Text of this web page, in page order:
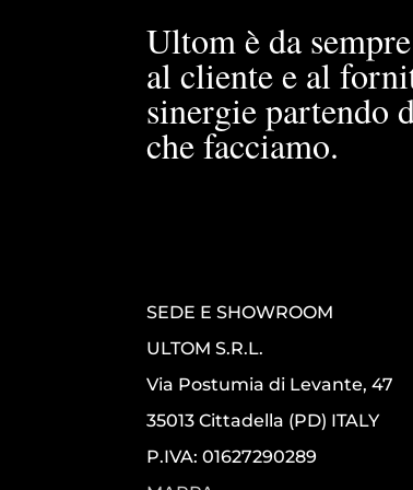
Ultom è da
al cliente e al
sinergie partendo
che facciamo.
SEDE E SHOWROOM
ULTOM S.R.L.
Via Postumia di Levante, 47
35013 Cittadella (PD) ITALY
P.IVA: 01627290289